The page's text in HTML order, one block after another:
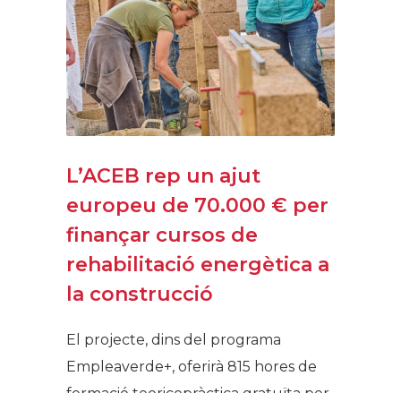
L’ACEB rep un ajut
europeu de 70.000 € per
finançar cursos de
rehabilitació energètica a
la construcció
El projecte, dins del programa
Empleaverde+, oferirà 815 hores de